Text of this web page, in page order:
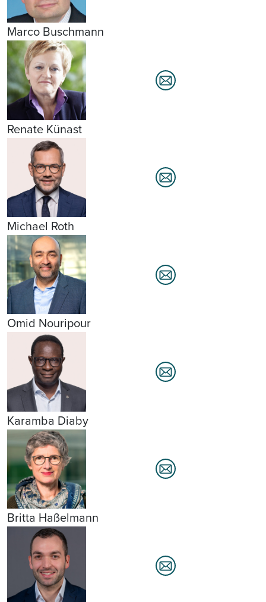
Marco Buschmann
Renate Künast
Michael Roth
Omid Nouripour
Karamba Diaby
Britta Haßelmann